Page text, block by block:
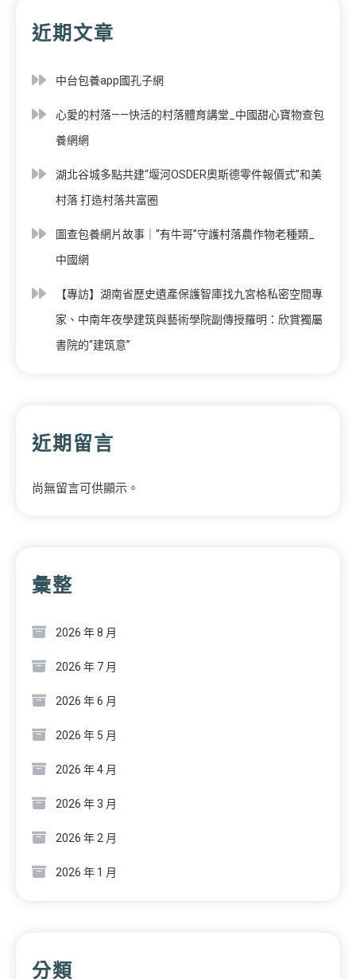
近期文章
中台包養app國孔子網
心愛的村落——快活的村落體育講堂_中國甜心寶物查包
養網網
湖北谷城多點共建“堰河OSDER奧斯德零件報價式”和美
村落 打造村落共富圈
圖查包養網片故事｜“有牛哥”守護村落農作物老種類_
中國網
【專訪】湖南省歷史遺產保護智庫找九宮格私密空間專
家、中南年夜學建筑與藝術學院副傳授羅明：欣賞獨屬
書院的“建筑意”
近期留言
尚無留言可供顯示。
彙整
2026 年 8 月
2026 年 7 月
2026 年 6 月
2026 年 5 月
2026 年 4 月
2026 年 3 月
2026 年 2 月
2026 年 1 月
分類